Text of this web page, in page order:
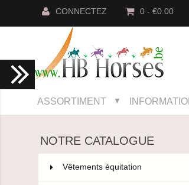
CONNECTEZ 0 - €0.00
ASSORTIMENT ▼
NOTRE CATALOGUE
Vêtements équitation